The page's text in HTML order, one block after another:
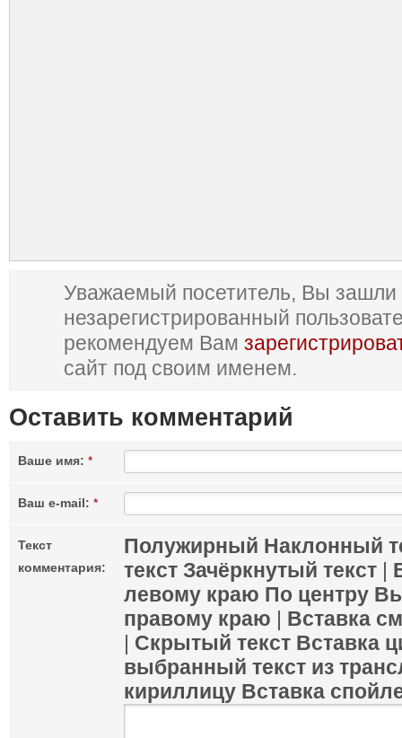
Уважаемый посетитель, Вы зашли
незарегистрированный
рекомендуем Вам
сайт под своим именем.
Оставить комментарий
Ваше имя: *
Ваш e-mail: *
Текст
комментария:
Полужирный Наклонный
текст Зачёркнутый текст |
левому краю По центру
правому краю | Вставка
| Скрытый текст Вставка
выбранный текст из
кириллицу Вставка